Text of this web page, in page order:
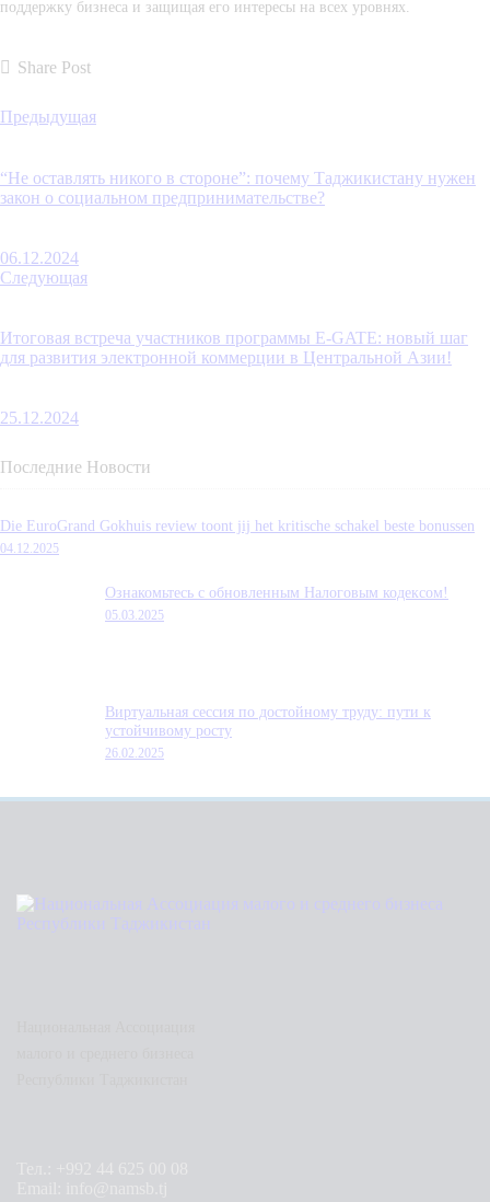
поддержку бизнеса и защищая его интересы на всех уровнях.
Share Post
Предыдущая
“Не оставлять никого в стороне”: почему Таджикистану нужен
закон о социальном предпринимательстве?
06.12.2024
Следующая
Итоговая встреча участников программы E-GATE: новый шаг
для развития электронной коммерции в Центральной Азии!
25.12.2024
Последние Новости
Die EuroGrand Gokhuis review toont jij het kritische schakel beste bonussen
04.12.2025
Ознакомьтесь с обновленным Налоговым кодексом!
05.03.2025
Виртуальная сессия по достойному труду: пути к
устойчивому росту
26.02.2025